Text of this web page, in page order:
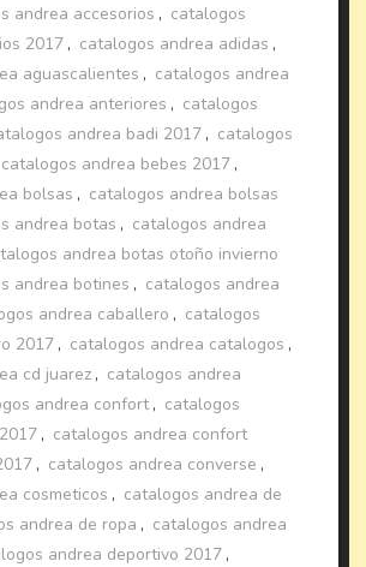
andrea accesorios , catalogos
2017 , catalogos andrea adidas ,
aguascalientes , catalogos andrea
andrea anteriores , catalogos
andrea badi 2017 , catalogos
catalogos andrea bebes 2017 ,
bolsas , catalogos andrea bolsas
andrea botas , catalogos andrea
andrea botas otoño invierno
andrea botines , catalogos andrea
andrea caballero , catalogos
2017 , catalogos andrea catalogos ,
cd juarez , catalogos andrea
andrea confort, catalogos
, catalogos andrea confort
, catalogos andrea converse ,
cosmeticos , catalogos andrea de
andrea de ropa , catalogos andrea
andrea deportivo 2017 ,